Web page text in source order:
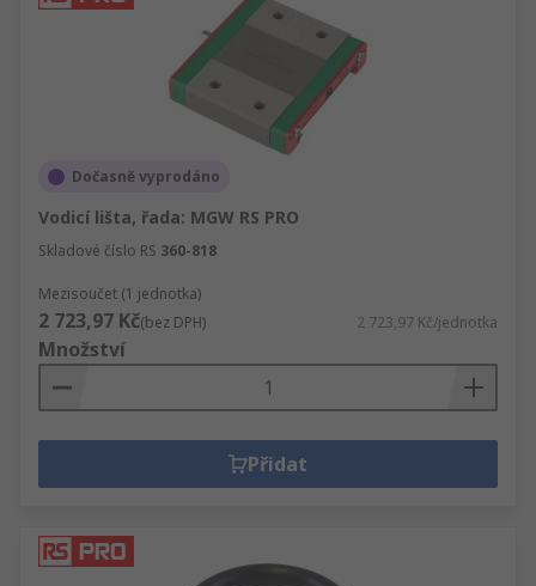
Dočasně vyprodáno
Vodicí lišta, řada: MGW RS PRO
Skladové číslo RS 360-818
Mezisoučet (1 jednotka)
2 723,97 Kč(bez DPH) 2 723,97 Kč/jednotka
Množství
Přidat